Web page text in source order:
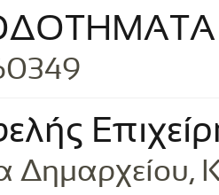
Δημαρχείου,